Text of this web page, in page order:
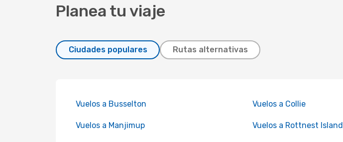
Planea tu viaje
Ciudades populares Rutas alternativas
Vuelos a Busselton Vuelos a Collie
Vuelos a Manjimup Vuelos a Rottnest Island